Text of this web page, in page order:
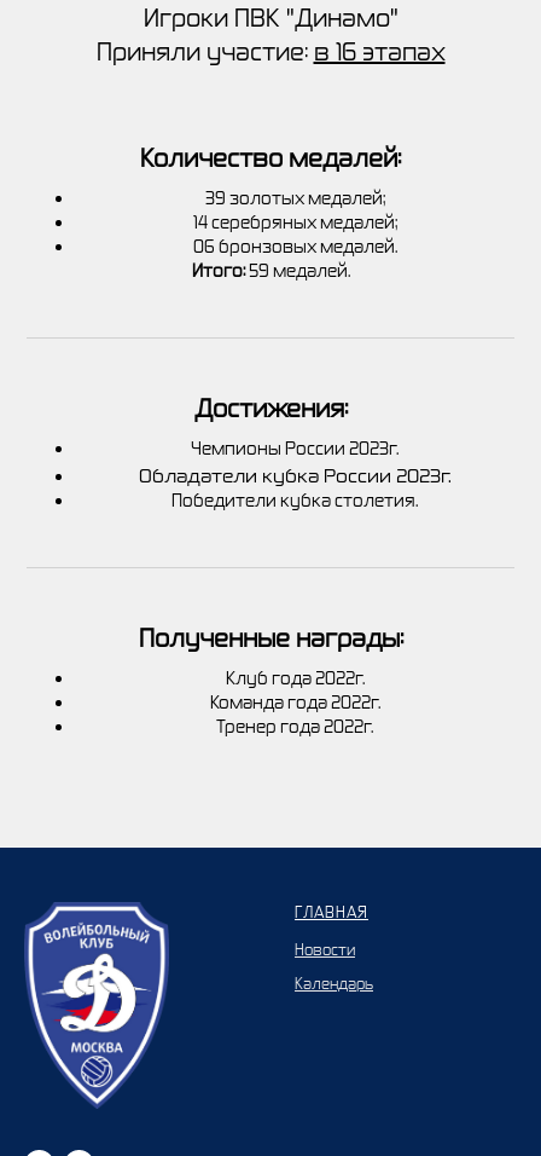
Игроки ПВК "Динамо"
Приняли участие: в 16 этапах
Количество медалей:
39 золотых медалей;
14 серебряных медалей;
06 бронзовых медалей.
Итого:59 медалей.
Достижения:
Чемпионы России 2023г.
Обладатели кубка России 2023г.
Победители кубка столетия.
Полученные награды:
Клуб года 2022г.
Команда года 2022г.
Тренер года 2022г.
ГЛАВНАЯ
Новости
Календарь